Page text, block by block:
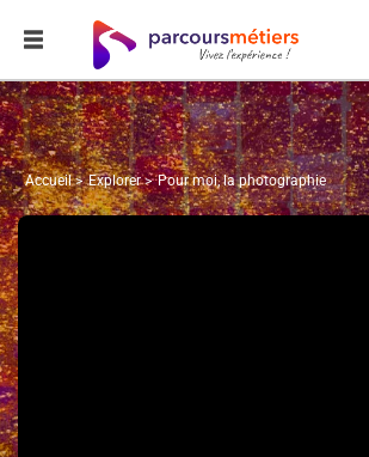
Accueil Explorer Pour moi, la photographie